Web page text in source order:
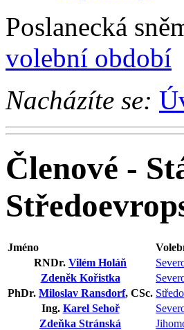
Poslanecká
volební období
Nacházíte se:
Členové -
Jméno
RNDr. Vilém Holáň
Zdeněk Kořistka
PhDr. Miloslav Ransdorf, CSc.
Ing. Karel Sehoř
Zdeňka Stránská